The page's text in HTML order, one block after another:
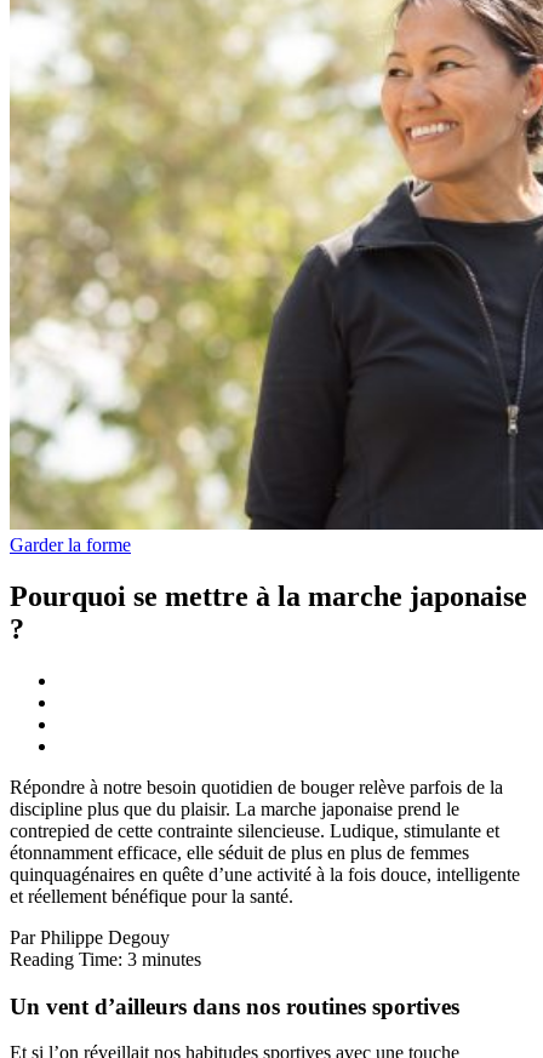
Garder la forme
Pourquoi se mettre à la marche japonaise
?
Répondre à notre besoin quotidien de bouger relève parfois de la
discipline plus que du plaisir. La marche japonaise prend le
contrepied de cette contrainte silencieuse. Ludique, stimulante et
étonnamment efficace, elle séduit de plus en plus de femmes
quinquagénaires en quête d’une activité à la fois douce, intelligente
et réellement bénéfique pour la santé.
Par Philippe Degouy
Reading Time: 3 minutes
Un vent d’ailleurs dans nos routines sportives
Et si l’on réveillait nos habitudes sportives avec une touche